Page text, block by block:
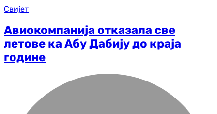
Свијет
Авиокомпанија отказала све
летове ка Абу Дабију до краја
године